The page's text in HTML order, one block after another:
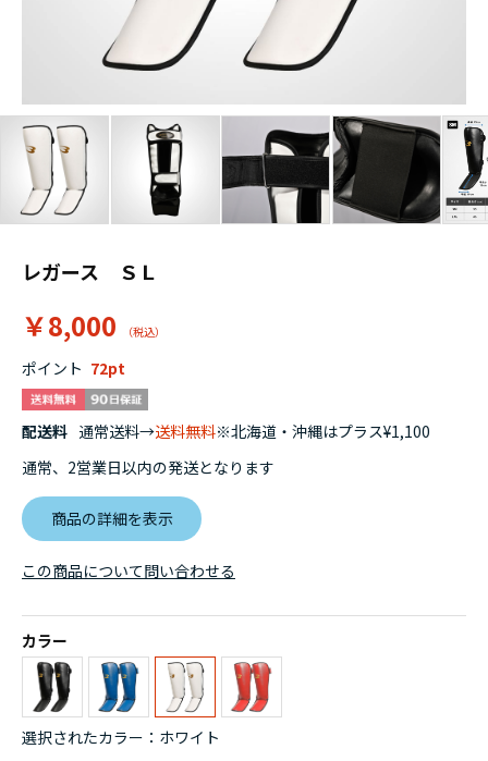
レガース ＳＬ
￥8,000
ポイント 72
配送料 通常送料→送料無料※北海道・沖縄はプラス¥1,100
通常、2営業日以内の発送となります
商品の詳細を表示
カラー
選択されたカラー：ホワイト
この商品について問い合わせる